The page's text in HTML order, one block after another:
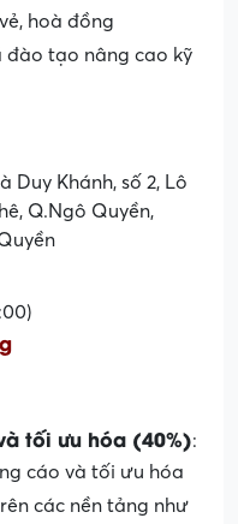
hoà đồng
tạo nâng cao kỹ
Duy Khánh, số 2, Lô
Q.Ngô Quyền,
tối ưu hóa (40%):
cáo và tối ưu hóa
các nền tảng như